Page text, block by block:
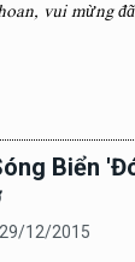
vui mừng
Biển
29/12/2015